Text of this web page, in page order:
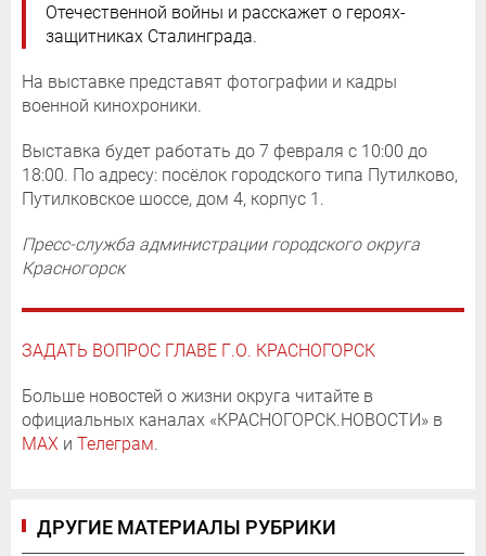
Отечественной войны и расскажет о героях-
защитниках Сталинграда.
На выставке представят фотографии и кадры
военной кинохроники.
Выставка будет работать до 7 февраля с 10:00 до
18:00. По адресу: посёлок городского типа Путилково,
Путилковское шоссе, дом 4, корпус 1.
Пресс-служба администрации городского округа
Красногорск
ЗАДАТЬ ВОПРОС ГЛАВЕ Г.О. КРАСНОГОРСК
Больше новостей о жизни округа читайте в
официальных каналах «КРАСНОГОРСК.НОВОСТИ» в
MAX и Телеграм.
ДРУГИЕ МАТЕРИАЛЫ РУБРИКИ